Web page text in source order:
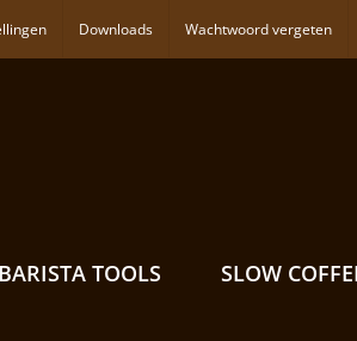
Downloads Wachtwoord vergeten
BARISTA TOOLS SLOW